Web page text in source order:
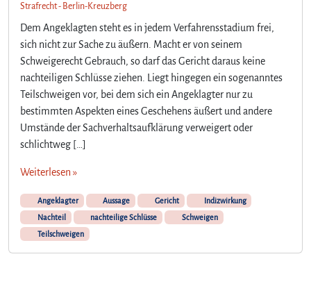
Strafrecht - Berlin-Kreuzberg
Dem Angeklagten steht es in jedem Verfahrensstadium frei,
sich nicht zur Sache zu äußern. Macht er von seinem
Schweigerecht Gebrauch, so darf das Gericht daraus keine
nachteiligen Schlüsse ziehen. Liegt hingegen ein sogenanntes
Teilschweigen vor, bei dem sich ein Angeklagter nur zu
bestimmten Aspekten eines Geschehens äußert und andere
Umstände der Sachverhaltsaufklärung verweigert oder
schlichtweg […]
Weiterlesen »
Angeklagter Aussage Gericht
Indizwirkung
Nachteil
nachteilige Schlüsse
Schweigen
Teilschweigen